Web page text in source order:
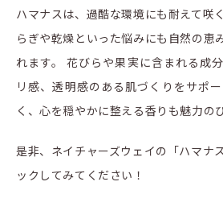
ハマナスは、過酷な環境にも耐えて咲
らぎや乾燥といった悩みにも自然の恵
れます。 花びらや果実に含まれる成
リ感、透明感のある肌づくりをサポ
く、心を穏やかに整える香りも魅力の
是非、ネイチャーズウェイの「ハマナ
ックしてみてください！